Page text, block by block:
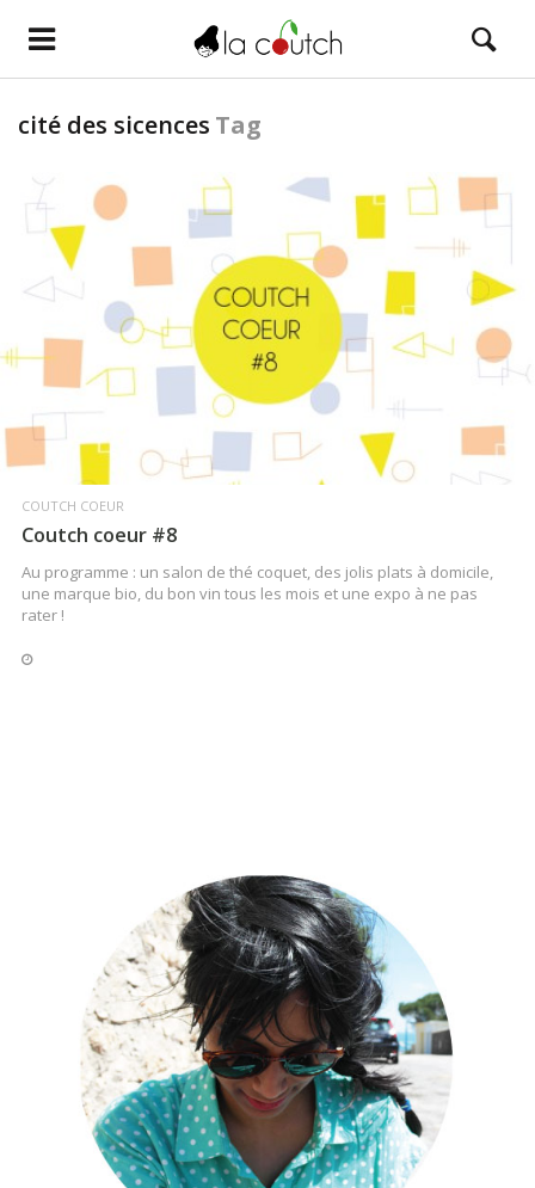
cité des sicences Tag
LIRE LA SUITE
COUTCH COEUR
Coutch coeur #8
Au programme : un salon de thé coquet, des jolis plats à domicile,
une marque bio, du bon vin tous les mois et une expo à ne pas
rater !